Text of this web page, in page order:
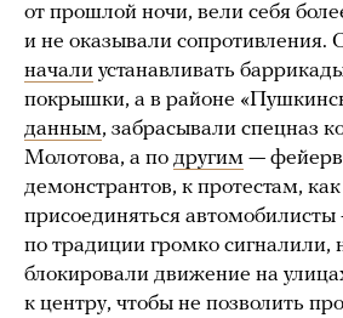
от прошлой ночи, вели себя
и не оказывали сопротивления.
начали устанавливать
покрышки, а в районе
данным, забрасывали спецназ
Молотова, а по другим —
демонстрантов, к протестам,
присоединяться
по традиции громко сигналили,
блокировали движение на
к центру, чтобы не позволить